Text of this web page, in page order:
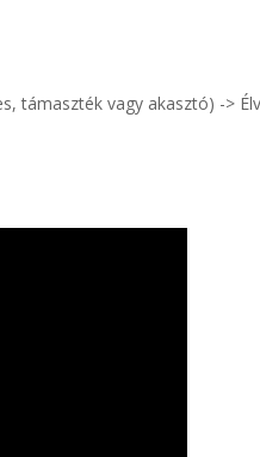
támaszték vagy akasztó) ->